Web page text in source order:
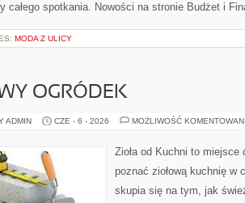
całego spotkania. Nowości na stronie Budżet i
MODA Z ULICY
OGRÓDEK
ADMIN CZE - 6 - 2026 MOŻLIWOŚĆ
Zioła od Kuchni to
poznać ziołową kuchnię w
skupia się na tym, jak